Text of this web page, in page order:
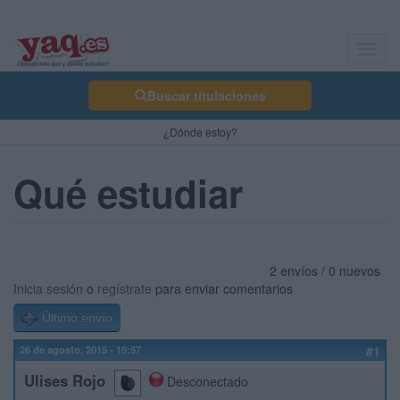
Buscar titulaciones
¿Dónde estoy?
Qué estudiar
2 envíos / 0 nuevos
Inicia sesión o regístrate para enviar comentarios
Último envío
26 de agosto, 2015 - 15:57 #1
Ulises Rojo
Desconectado